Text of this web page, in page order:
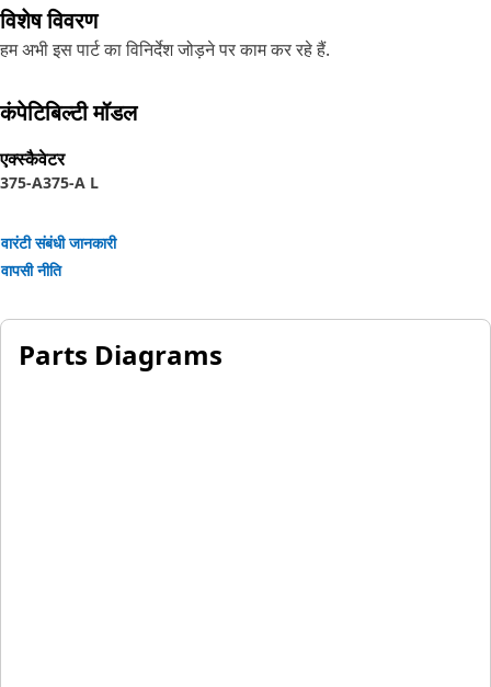
विशेष विवरण
हम अभी इस पार्ट का विनिर्देश जोड़ने पर काम कर रहे हैं.
कंपेटिबिल्टी मॉडल
एक्स्कैवेटर
375-A375-A L
वारंटी संबंधी जानकारी
वापसी नीति
Parts Diagrams